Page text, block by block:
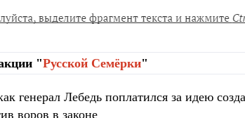
"Русской Cемёрки"
генерал Лебедь поплатился за идею
воров в законе